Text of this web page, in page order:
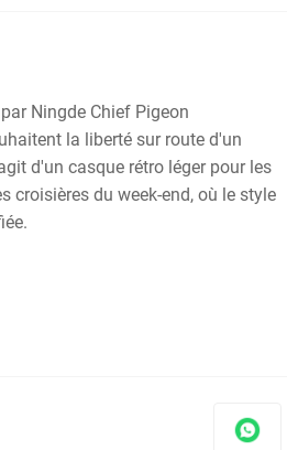
Ningde Chief Pigeon
la liberté sur route d'un
d'un casque rétro léger pour les
croisières du week-end, où le style